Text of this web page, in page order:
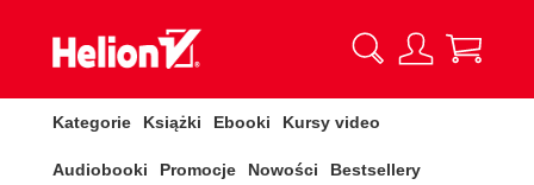
Kategorie Książki Ebooki Kursy video
Audiobooki Promocje Nowości Bestsellery